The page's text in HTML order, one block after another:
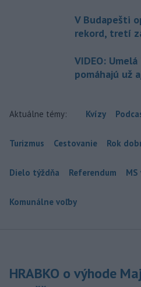
V Budapešti
rekord, tretí
VIDEO:
pomáhajú už
Aktuálne témy: Kvízy
Turizmus Cestovanie Rok
Dielo týždňa Referendum
Komunálne voľby
HRABKO o výhode